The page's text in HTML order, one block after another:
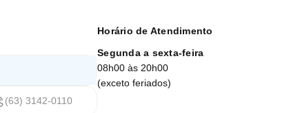
(63) 3142-0110
Horário de Atendimento
Segunda a sexta-feira
08h00 às 20h00
(exceto feriados)